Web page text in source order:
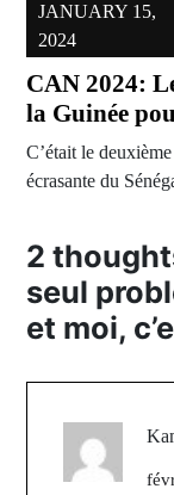
JANUARY 15,
2024
CAN 2024:
la Guinée
C’était le
écrasante du
2
seul
et moi,